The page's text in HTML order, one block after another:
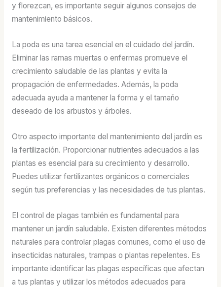
y florezcan, es importante seguir algunos consejos de
mantenimiento básicos.
La poda es una tarea esencial en el cuidado del jardín.
Eliminar las ramas muertas o enfermas promueve el
crecimiento saludable de las plantas y evita la
propagación de enfermedades. Además, la poda
adecuada ayuda a mantener la forma y el tamaño
deseado de los arbustos y árboles.
Otro aspecto importante del mantenimiento del jardín es
la fertilización. Proporcionar nutrientes adecuados a las
plantas es esencial para su crecimiento y desarrollo.
Puedes utilizar fertilizantes orgánicos o comerciales
según tus preferencias y las necesidades de tus plantas.
El control de plagas también es fundamental para
mantener un jardín saludable. Existen diferentes métodos
naturales para controlar plagas comunes, como el uso de
insecticidas naturales, trampas o plantas repelentes. Es
importante identificar las plagas específicas que afectan
a tus plantas y utilizar los métodos adecuados para